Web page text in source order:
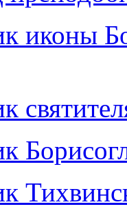
иконы